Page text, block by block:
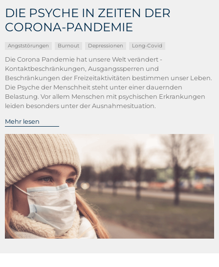
DIE PSYCHE IN ZEITEN DER
CORONA-PANDEMIE
Angststörungen Burnout Depressionen Long-Covid
Die Corona Pandemie hat unsere Welt verändert -
Kontaktbeschränkungen, Ausgangssperren und
Beschränkungen der Freizeitaktivitäten bestimmen unser Leben.
Die Psyche der Menschheit steht unter einer dauernden
Belastung. Vor allem Menschen mit psychischen Erkrankungen
leiden besonders unter der Ausnahmesituation.
Mehr lesen